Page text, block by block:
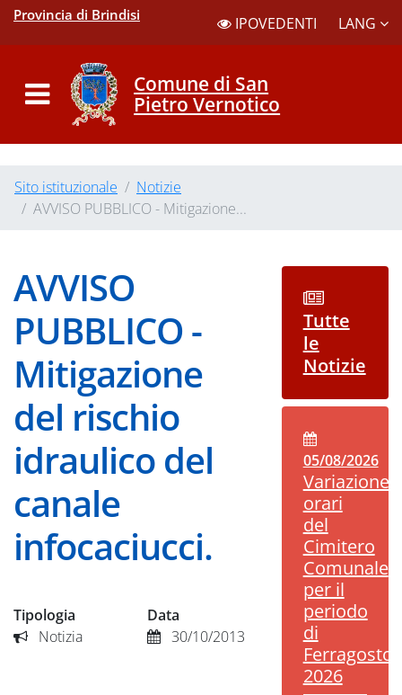
Provincia di Brindisi IPOVEDENTI LANG
Comune di San
Pietro Vernotico
Sito istituzionale
Notizie
AVVISO PUBBLICO - Mitigazione...
AVVISO
PUBBLICO -
Mitigazione
del rischio
idraulico del
canale
infocaciucci.
Tipologia
Notizia
Data
30/10/2013
Tutte
le
Notizie
05/08/2026
Variazione
orari
del
Cimitero
Comunale
per il
periodo
di
Ferragosto
2026